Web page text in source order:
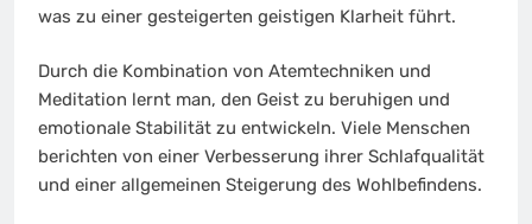
was zu einer gesteigerten geistigen Klarheit führt.
Durch die Kombination von Atemtechniken und
Meditation lernt man, den Geist zu beruhigen und
emotionale Stabilität zu entwickeln. Viele Menschen
berichten von einer Verbesserung ihrer Schlafqualität
und einer allgemeinen Steigerung des Wohlbefindens.